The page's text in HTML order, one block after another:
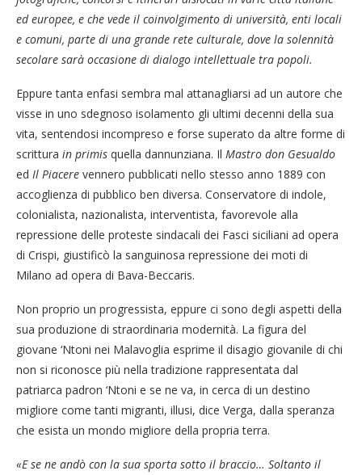
ed europee, e che vede il coinvolgimento di università, enti locali
e comuni, parte di una grande rete culturale, dove la solennità
secolare sarà occasione di dialogo intellettuale tra popoli.
Eppure tanta enfasi sembra mal attanagliarsi ad un autore che
visse in uno sdegnoso isolamento gli ultimi decenni della sua
vita, sentendosi incompreso e forse superato da altre forme di
scrittura in primis quella dannunziana. Il Mastro don Gesualdo
ed Il Piacere vennero pubblicati nello stesso anno 1889 con
accoglienza di pubblico ben diversa. Conservatore di indole,
colonialista, nazionalista, interventista, favorevole alla
repressione delle proteste sindacali dei Fasci siciliani ad opera
di Crispi, giustificò la sanguinosa repressione dei moti di
Milano ad opera di Bava-Beccaris.
Non proprio un progressista, eppure ci sono degli aspetti della
sua produzione di straordinaria modernità. La figura del
giovane ‘Ntoni nei Malavoglia esprime il disagio giovanile di chi
non si riconosce più nella tradizione rappresentata dal
patriarca padron ‘Ntoni e se ne va, in cerca di un destino
migliore come tanti migranti, illusi, dice Verga, dalla speranza
che esista un mondo migliore della propria terra.
«E se ne andò con la sua sporta sotto il braccio… Soltanto il